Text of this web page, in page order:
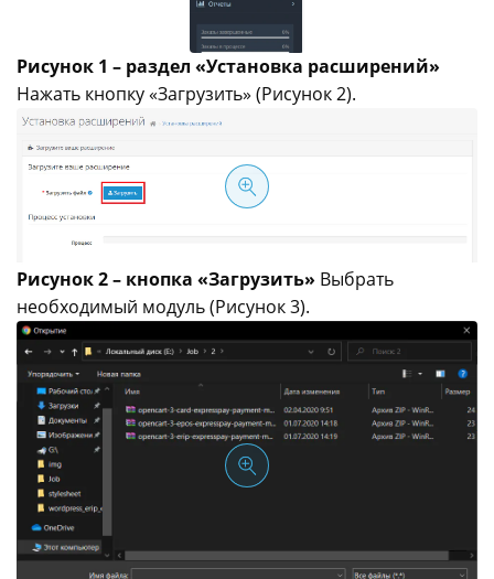
Рисунок 1 – раздел «Установка расширений»
Нажать кнопку «Загрузить» (Рисунок 2).
Рисунок 2 – кнопка «Загрузить» Выбрать
необходимый модуль (Рисунок 3).